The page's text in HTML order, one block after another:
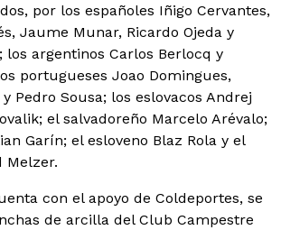
por los españoles Iñigo Cervantes,
Jaume Munar, Ricardo Ojeda y
los argentinos Carlos Berlocq y
portugueses Joao Domingues,
Pedro Sousa; los eslovacos Andrej
el salvadoreño Marcelo Arévalo;
Garín; el esloveno Blaz Rola y el
Melzer.
con el apoyo de Coldeportes, se
de arcilla del Club Campestre